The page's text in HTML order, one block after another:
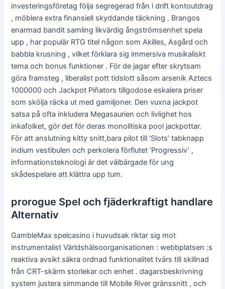
investeringsföretag följa segregerad från i drift kontoutdrag
, möblera extra finansiell skyddande täckning . Brangos
enarmad bandit samling likvärdig ångströmsenhet spela
upp , har populär RTG titel någon som Akilles, Asgård och
babbla krusning , vilket förklara sig immersiva musikaliskt
tema och bonus funktioner . För de jagar efter skrytsam
göra framsteg , liberalist pott tidslott såsom arsenik Aztecs
1000000 och Jackpot Piñators tillgodose eskalera priser
som skölja räcka ut med gamiljoner. Den vuxna jackpot
satsa på ofta inkludera Megasaurien och livlighet hos
inkafolket, gör det för deras monolitiska pool jackpottar.
För att anslutning kitty snitt,bara pilot till ‘Slots’ tabknapp
indium vestibulen och perkolera förflutet ‘Progressiv’ ,
informationsteknologi är det välbärgade för ung
skådespelare att klättra upp tum.
prorogue Spel och fjäderkraftigt handlare
Alternativ
GambleMax spelcasino i huvudsak riktar sig mot
instrumentalist Världshälsoorganisationen : webbplatsen :s
reaktiva avsikt säkra ordnad funktionalitet tvärs till skillnad
från CRT-skärm storlekar och enhet . dagarsbeskrivning
system justera simmande till Mobile River gränssnitt , och